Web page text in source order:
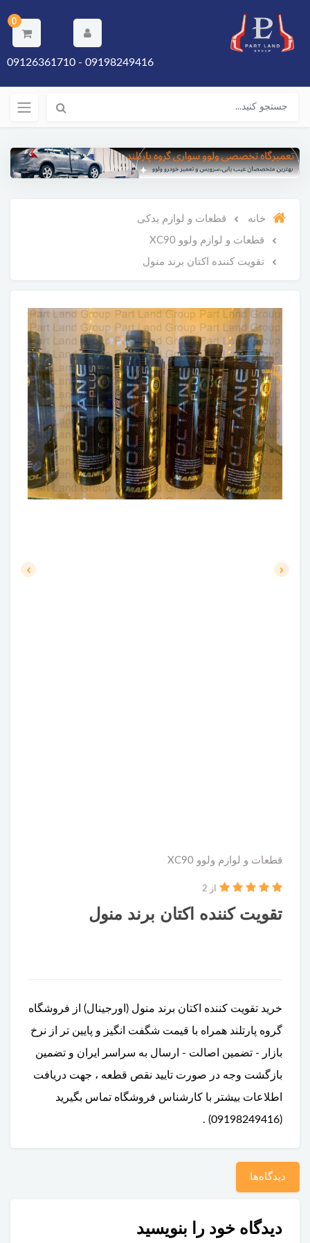
0
09198249416 - 09126361710
خانه قطعات و لوازم یدکی
قطعات و لوازم ولوو XC90
تقویت کننده اکتان برند منول
قطعات و لوازم ولوو XC90
تقویت کننده اکتان برند منول
از 2
خرید تقویت کننده اکتان برند منول (اورجینال) از فروشگاه
گروه پارتلند همراه با قیمت شگفت انگیز و پایین تر از نرخ
بازار - تضمین اصالت - ارسال به سراسر ایران و تضمین
بازگشت وجه در صورت تایید نقص قطعه ، جهت دریافت
اطلاعات بیشتر با کارشناس فروشگاه تماس بگیرید
(09198249416) .
دیدگاه‌ها
دیدگاه خود را بنویسید